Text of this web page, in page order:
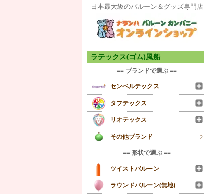
日本最大級のバルーン＆グッズ専門店
ラテックス(ゴム)風船
== ブランドで選ぶ ==
センペルテックス
タフテックス
リオテックス
その他ブランド
2
== 形状で選ぶ ==
ツイストバルーン
ラウンドバルーン(無地)